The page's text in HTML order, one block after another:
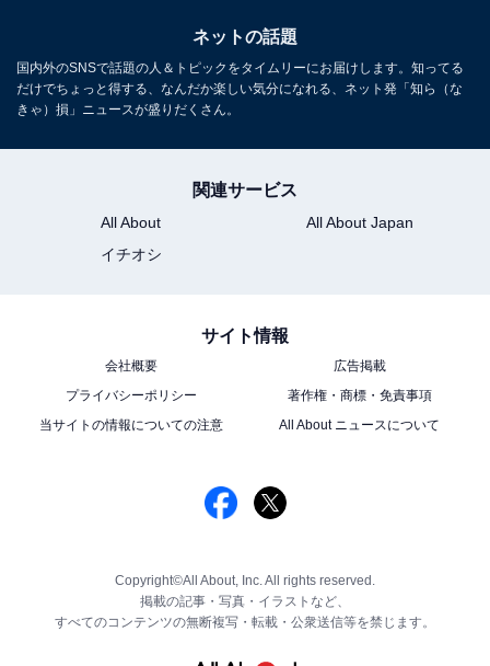
ネットの話題
国内外のSNSで話題の人＆トピックをタイムリーにお届けします。知ってる
だけでちょっと得する、なんだか楽しい気分になれる、ネット発「知ら（な
きゃ）損」ニュースが盛りだくさん。
関連サービス
All About
All About Japan
イチオシ
サイト情報
会社概要
広告掲載
プライバシーポリシー
著作権・商標・免責事項
当サイトの情報についての注意
All About ニュースについて
Copyright©All About, Inc. All rights reserved.
掲載の記事・写真・イラストなど、
すべてのコンテンツの無断複写・転載・公衆送信等を禁じます。